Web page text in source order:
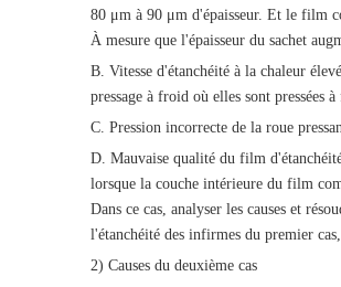
80 μm à 90 μm d'épaisseur. Et le film
À mesure que l'épaisseur du sachet
B. Vitesse d'étanchéité à la chaleur
pressage à froid où elles sont pressées
C. Pression incorrecte de la roue
D. Mauvaise qualité du film
lorsque la couche intérieure du film
Dans ce cas, analyser les causes et
l'étanchéité des infirmes du premier
2) Causes du deuxième cas